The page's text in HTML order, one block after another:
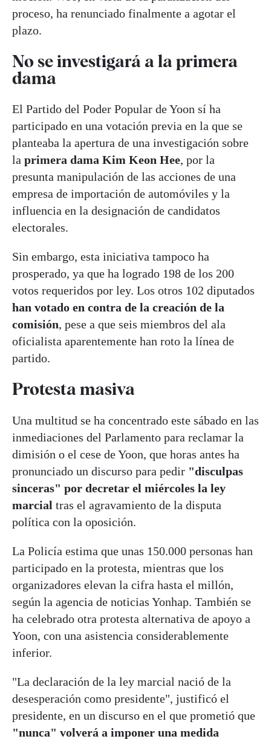
proceso, ha renunciado finalmente a agotar el
plazo.
No se investigará a la primera
dama
El Partido del Poder Popular de Yoon sí ha
participado en una votación previa en la que se
planteaba la apertura de una investigación sobre
la primera dama Kim Keon Hee, por la
presunta manipulación de las acciones de una
empresa de importación de automóviles y la
influencia en la designación de candidatos
electorales.
Sin embargo, esta iniciativa tampoco ha
prosperado, ya que ha logrado 198 de los 200
votos requeridos por ley. Los otros 102 diputados
han votado en contra de la creación de la
comisión, pese a que seis miembros del ala
oficialista aparentemente han roto la línea de
partido.
Protesta masiva
Una multitud se ha concentrado este sábado en las
inmediaciones del Parlamento para reclamar la
dimisión o el cese de Yoon, que horas antes ha
pronunciado un discurso para pedir "disculpas
sinceras" por decretar el miércoles la ley
marcial tras el agravamiento de la disputa
política con la oposición.
La Policía estima que unas 150.000 personas han
participado en la protesta, mientras que los
organizadores elevan la cifra hasta el millón,
según la agencia de noticias Yonhap. También se
ha celebrado otra protesta alternativa de apoyo a
Yoon, con una asistencia considerablemente
inferior.
"La declaración de la ley marcial nació de la
desesperación como presidente", justificó el
presidente, en un discurso en el que prometió que
"nunca" volverá a imponer una medida